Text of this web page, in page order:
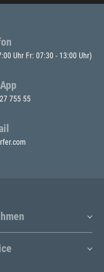
Uhr Fr: 07:30 - 13:00 Uhr)
755 55